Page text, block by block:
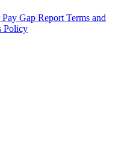
Pay Gap Report Terms and
Policy